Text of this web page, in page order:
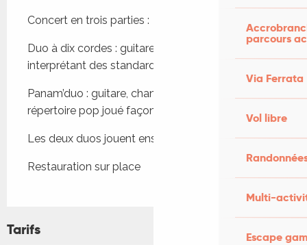
parcours
Via Ferrata
Vol libre
Multi-
Escape
Concert en trois parties :
Duo à dix cordes : guitare et contrebasse,
interprétant des standards jazz et sud-américains
Panam’duo : guitare, chant et accordéon, dans un
répertoire pop joué façon jazz
Les deux duos jouent ensuite en quartet
Restauration sur place
Tarifs